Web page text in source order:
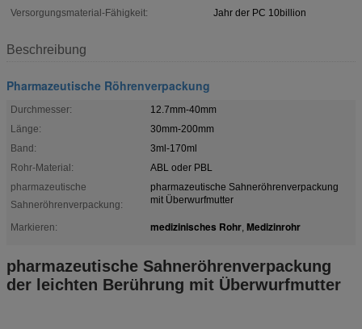
Versorgungsmaterial-Fähigkeit:
Jahr der PC 10billion
Beschreibung
Pharmazeutische Röhrenverpackung
Durchmesser:
12.7mm-40mm
Länge:
30mm-200mm
Band:
3ml-170ml
Rohr-Material:
ABL oder PBL
pharmazeutische
Sahneröhrenverpackung:
pharmazeutische Sahneröhrenverpackung
mit Überwurfmutter
Markieren: medizinisches Rohr, Medizinrohr
pharmazeutische Sahneröhrenverpackung
der leichten Berührung mit Überwurfmutter